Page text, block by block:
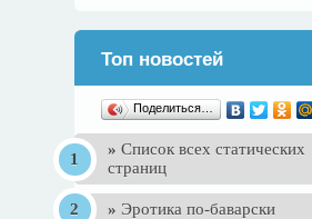
Топ новостей
Поделиться…
» Список всех статических
страниц
» Эротика по-баварски